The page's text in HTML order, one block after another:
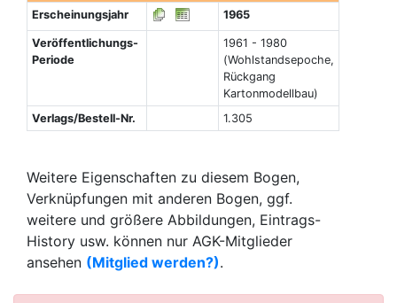
Erscheinungsjahr
1965
Veröffentlichungs-
Periode
1961 - 1980
(Wohlstandsepoche,
Rückgang
Kartonmodellbau)
Verlags/Bestell-Nr.
1.305
Weitere Eigenschaften zu diesem Bogen,
Verknüpfungen mit anderen Bogen, ggf.
weitere und größere Abbildungen, Eintrags-
History usw. können nur AGK-Mitglieder
ansehen (Mitglied werden?).